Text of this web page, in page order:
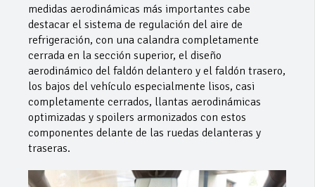
medidas aerodinámicas más importantes cabe
destacar el sistema de regulación del aire de
refrigeración, con una calandra completamente
cerrada en la sección superior, el diseño
aerodinámico del faldón delantero y el faldón trasero,
los bajos del vehículo especialmente lisos, casi
completamente cerrados, llantas aerodinámicas
optimizadas y spoilers armonizados con estos
componentes delante de las ruedas delanteras y
traseras.